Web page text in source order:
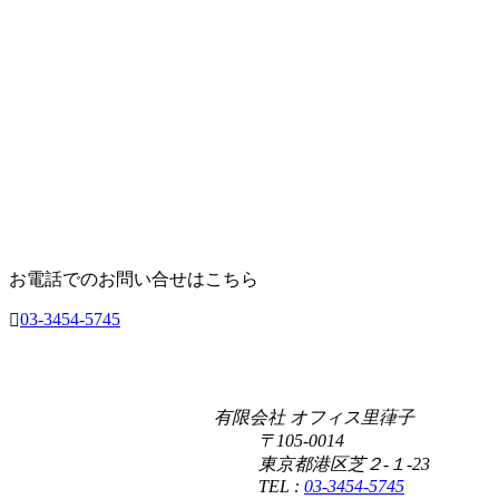
お電話でのお問い合せはこちら
03-3454-5745
有限会社 オフィス里葎子
〒105-0014
東京都港区芝２-１-23
TEL : 03-3454-5745